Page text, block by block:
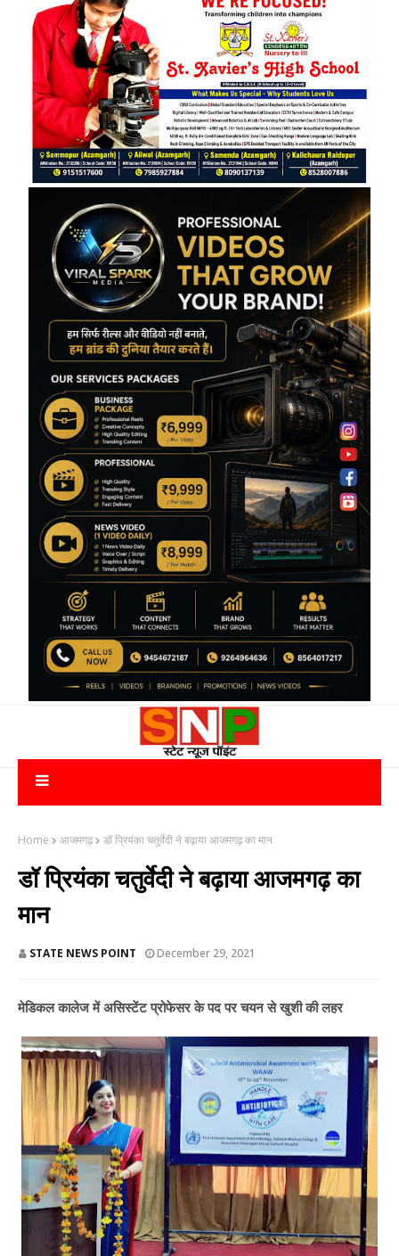
Home आजमगढ़ डॉ प्रियंका चतुर्वेदी ने बढ़ाया आजमगढ़ का मान
डॉ प्रियंका चतुर्वेदी ने बढ़ाया आजमगढ़ का
मान
STATE NEWS POINT December 29, 2021
मेडिकल कालेज में असिस्टेंट प्रोफेसर के पद पर चयन से खुशी की लहर